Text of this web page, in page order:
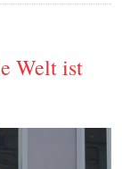
Welt ist